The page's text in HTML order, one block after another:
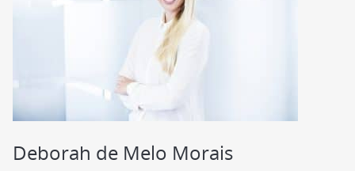
Deborah de Melo Morais